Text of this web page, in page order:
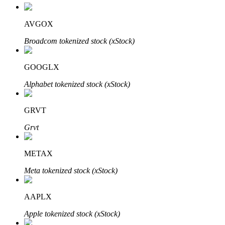
Investasi eksklusif untuk pemegang BTR
Pinjaman
Layanan pinjaman yang didukung Crypto
AVGOX
Broadcom tokenized stock (xStock)
GOOGLX
Alphabet tokenized stock (xStock)
GRVT
Grvt
METAX
Meta tokenized stock (xStock)
AAPLX
Apple tokenized stock (xStock)